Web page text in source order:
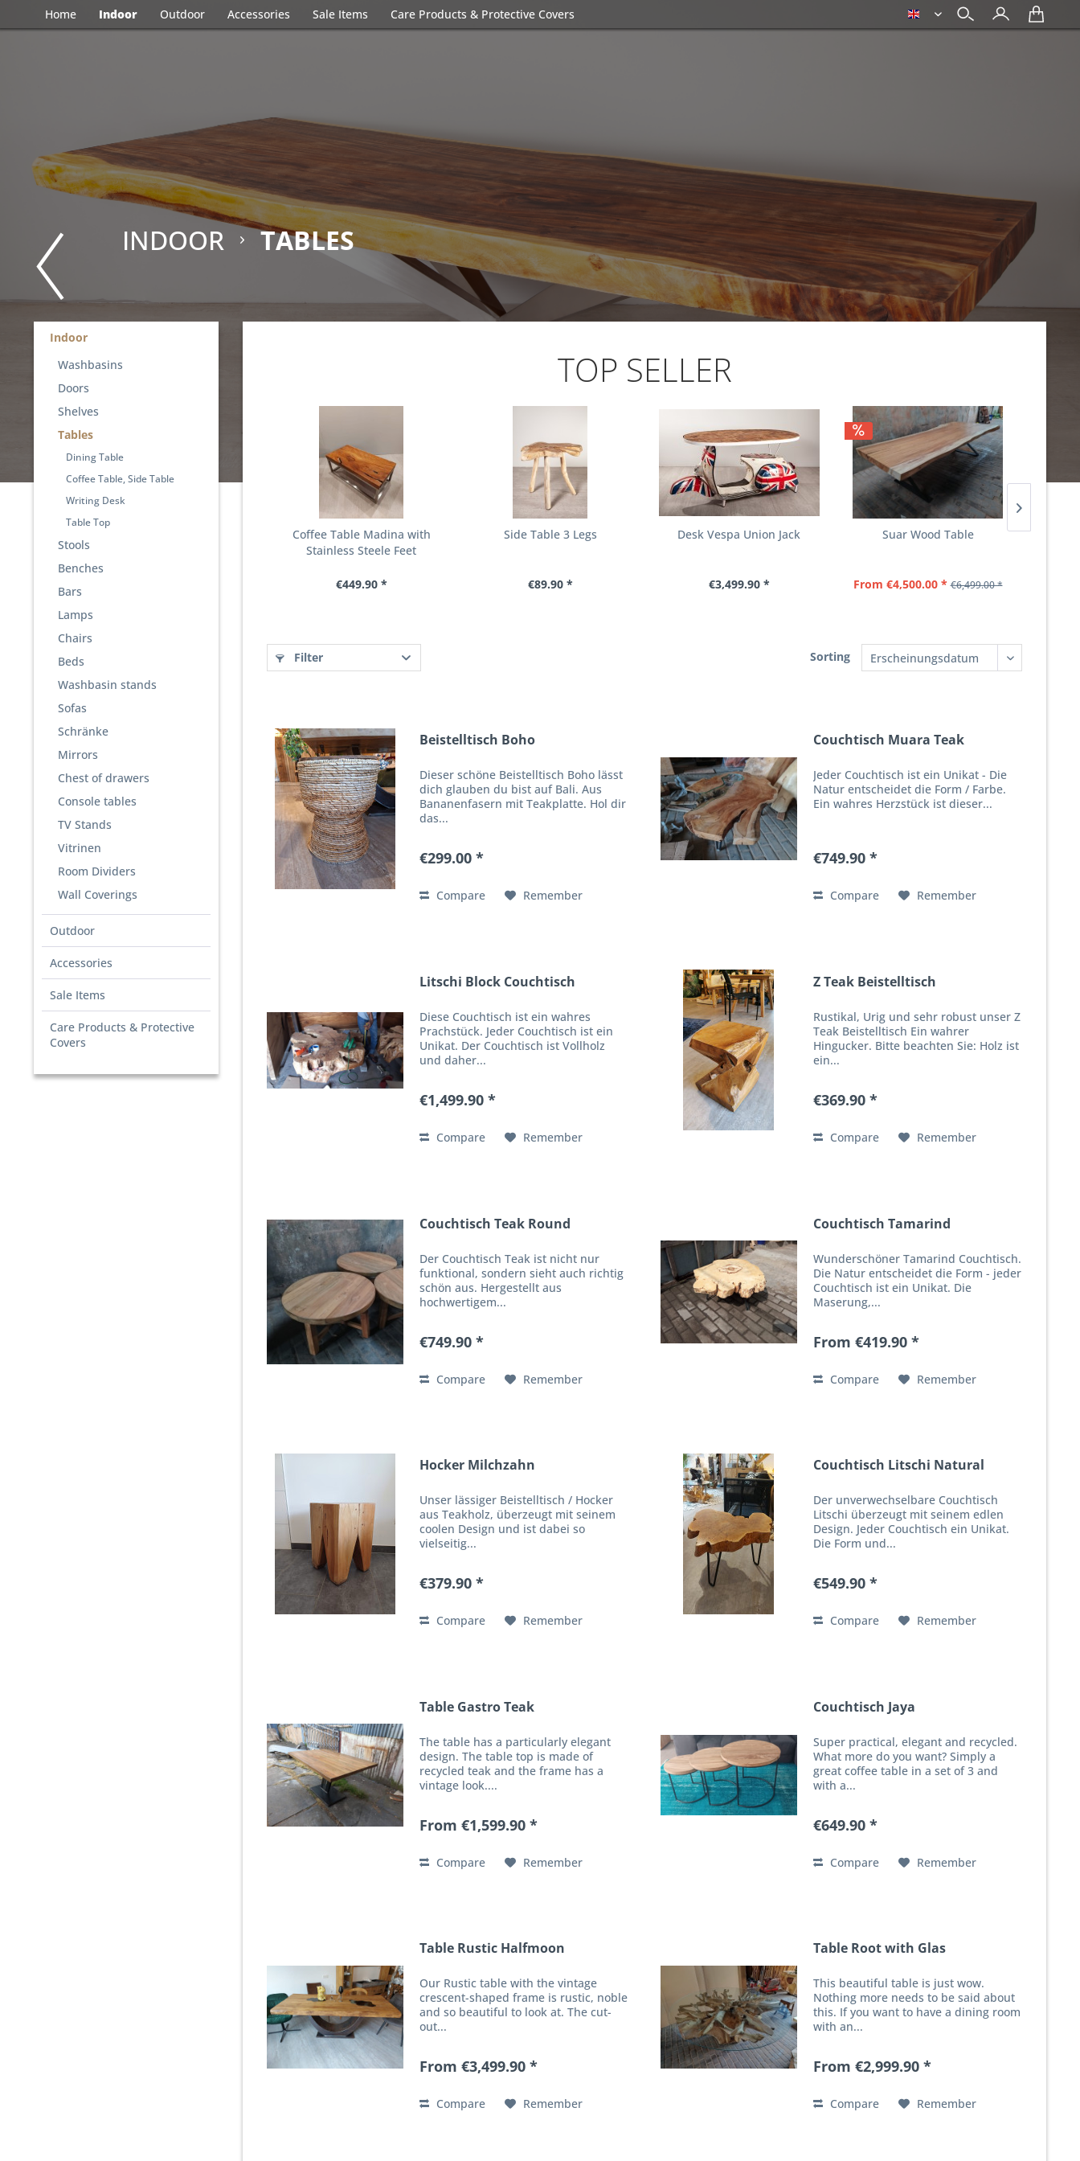
english
Home Indoor Outdoor Accessories Sale Items Care Products & Protective Covers
INDOOR TABLES
Indoor
Washbasins
Doors
Shelves
Tables
Dining Table
Coffee Table, Side Table
Writing Desk
Table Top
Stools
Benches
Bars
Lamps
Chairs
Beds
Washbasin stands
Sofas
Schränke
Mirrors
Chest of drawers
Console tables
TV Stands
Vitrinen
Room Dividers
Wall Coverings
Outdoor
Accessories
Sale Items
Care Products & Protective
Covers
TOP SELLER
Coffee Table Madina with
Stainless Steele Feet
€449.90 *
Side Table 3 Legs
€89.90 *
Desk Vespa Union Jack
€3,499.90 *
Suar Wood Table
From €4,500.00 * €6,499.00 *
Filter Sorting
Beistelltisch Boho
Dieser schöne Beistelltisch Boho lässt
dich glauben du bist auf Bali. Aus
Bananenfasern mit Teakplatte. Hol dir
das...
€299.00 *
Compare Remember
Couchtisch Muara Teak
Jeder Couchtisch ist ein Unikat - Die
Natur entscheidet die Form / Farbe.
Ein wahres Herzstück ist dieser...
€749.90 *
Compare Remember
Litschi Block Couchtisch
Diese Couchtisch ist ein wahres
Prachstück. Jeder Couchtisch ist ein
Unikat. Der Couchtisch ist Vollholz
und daher...
€1,499.90 *
Compare Remember
Z Teak Beistelltisch
Rustikal, Urig und sehr robust unser Z
Teak Beistelltisch Ein wahrer
Hingucker. Bitte beachten Sie: Holz ist
ein...
€369.90 *
Compare Remember
Couchtisch Teak Round
Der Couchtisch Teak ist nicht nur
funktional, sondern sieht auch richtig
schön aus. Hergestellt aus
hochwertigem...
€749.90 *
Compare Remember
Couchtisch Tamarind
Wunderschöner Tamarind Couchtisch.
Die Natur entscheidet die Form - jeder
Couchtisch ist ein Unikat. Die
Maserung,...
From €419.90 *
Compare Remember
Hocker Milchzahn
Unser lässiger Beistelltisch / Hocker
aus Teakholz, überzeugt mit seinem
coolen Design und ist dabei so
vielseitig...
€379.90 *
Compare Remember
Couchtisch Litschi Natural
Der unverwechselbare Couchtisch
Litschi überzeugt mit seinem edlen
Design. Jeder Couchtisch ein Unikat.
Die Form und...
€549.90 *
Compare Remember
Table Gastro Teak
The table has a particularly elegant
design. The table top is made of
recycled teak and the frame has a
vintage look....
From €1,599.90 *
Compare Remember
Couchtisch Jaya
Super practical, elegant and recycled.
What more do you want? Simply a
great coffee table in a set of 3 and
with a...
€649.90 *
Compare Remember
Table Rustic Halfmoon
Our Rustic table with the vintage
crescent-shaped frame is rustic, noble
and so beautiful to look at. The cut-
out...
From €3,499.90 *
Compare Remember
Table Root with Glas
This beautiful table is just wow.
Nothing more needs to be said about
this. If you want to have a dining room
with an...
From €2,999.90 *
Compare Remember